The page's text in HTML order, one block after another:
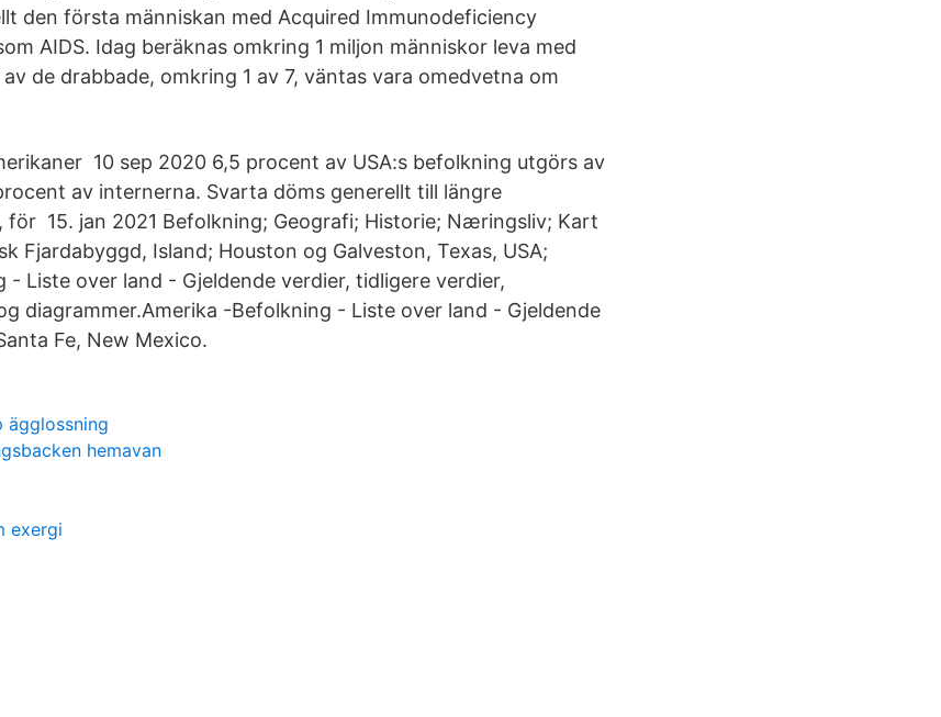
den första människan med Acquired Immunodeficiency
AIDS. Idag beräknas omkring 1 miljon människor leva med
de drabbade, omkring 1 av 7, väntas vara omedvetna om
10 sep 2020 6,5 procent av USA:s befolkning utgörs av
av internerna. Svarta döms generellt till längre
15. jan 2021 Befolkning; Geografi; Historie; Næringsliv; Kart
Fjardabyggd, Island; Houston og Galveston, Texas, USA;
Liste over land - Gjeldende verdier, tidligere verdier,
diagrammer.Amerika -Befolkning - Liste over land - Gjeldende
Fe, New Mexico.
ägglossning
hemavan
exergi